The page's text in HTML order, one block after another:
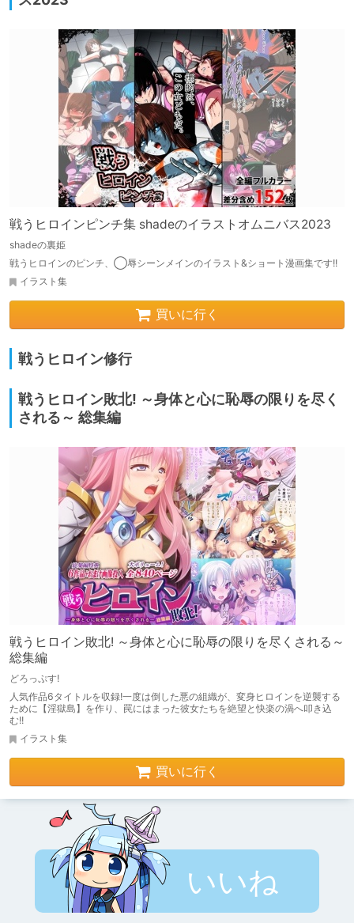
戦うヒロインピンチ集 shadeのイラストオムニバス2023
shadeの裏姫
戦うヒロインのピンチ、◯辱シーンメインのイラスト&ショート漫画集です!!
イラスト集
買いに行く
戦うヒロイン修行
戦うヒロイン敗北! ～身体と心に恥辱の限りを尽く
される～ 総集編
戦うヒロイン敗北! ～身体と心に恥辱の限りを尽くされる～
総集編
どろっぷす!
人気作品6タイトルを収録!一度は倒した悪の組織が、変身ヒロインを逆襲する
ために【淫獄島】を作り、罠にはまった彼女たちを絶望と快楽の渦へ叩き込
む!!
イラスト集
買いに行く
いいね